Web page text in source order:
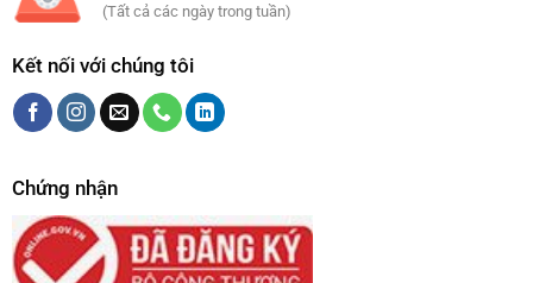
(Tất cả các ngày trong tuần)
Kết nối với chúng tôi
Chứng nhận